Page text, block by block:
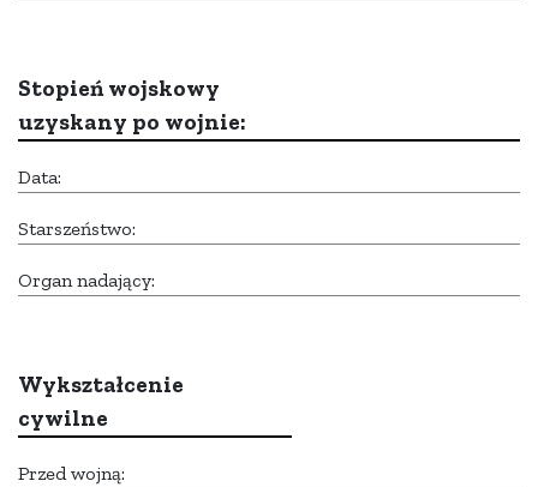
Stopień wojskowy
uzyskany po wojnie:
Data:
Starszeństwo:
Organ nadający:
Wykształcenie
cywilne
Przed wojną: